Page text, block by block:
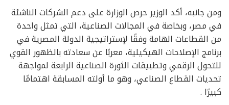
ومن جانبه، أكد الوزير حرص الوزارة على دعم الشركات الناشئة
في مصر، وبخاصة في المجالات الصناعية، التي تمثل واحدة
من القطاعات الهامة وفقًا لإستراتيجية الدولة المصرية في
برنامج الإصلاحات الهيكيلية، معربًا عن سعادته بالظهور القوي
للتحول الرقمي وتطبيقات الثورة الصناعية الرابعة لمواجهة
تحديات القطاع الصناعي، وهو ما أولته المسابقة اهتمامًا
كبيرًا .